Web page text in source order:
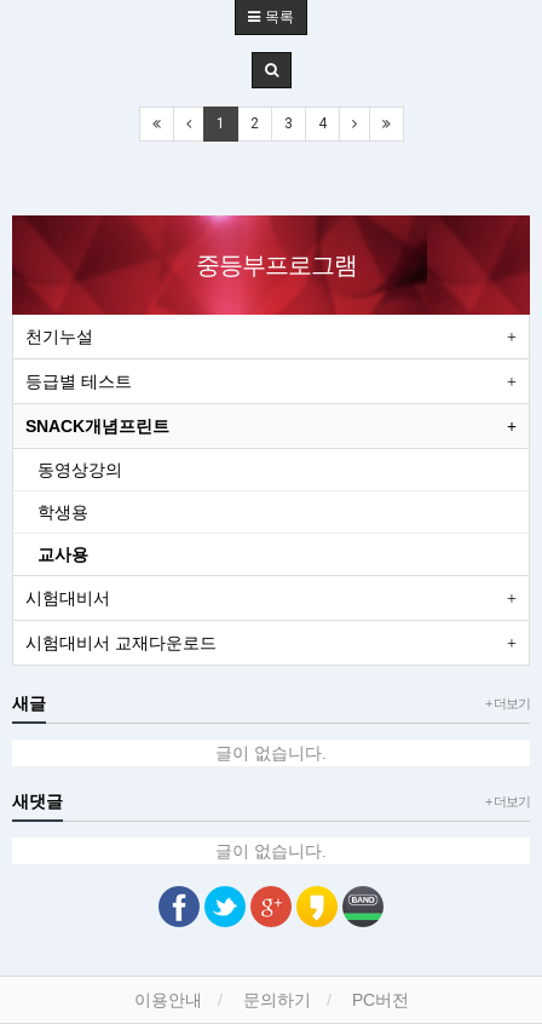
목록
1 2 3 4
중등부프로그램
천기누설
등급별 테스트
SNACK개념프린트
동영상강의
학생용
교사용
시험대비서
시험대비서 교재다운로드
+ 더보기
새글
글이 없습니다.
+ 더보기
새댓글
글이 없습니다.
이용안내 문의하기 PC버전